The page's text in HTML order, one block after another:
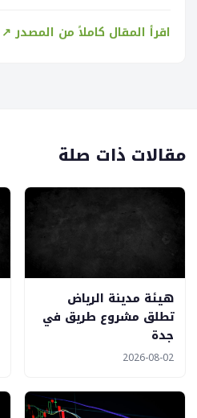
اقرأ المقال كاملاً من المصدر ↗
مقالات ذات صلة
هيئة مدينة الرياض
تطلق مشروع طريق في
جدة
2026-08-02